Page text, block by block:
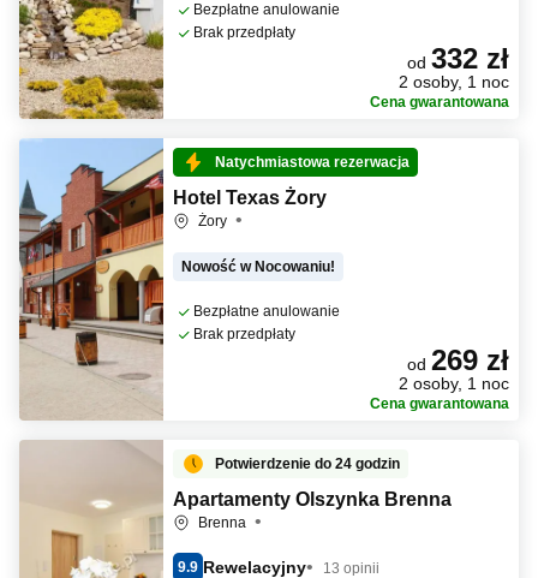
Bezpłatne anulowanie
Brak przedpłaty
od 332 zł
2 osoby, 1 noc
Cena gwarantowana
Natychmiastowa rezerwacja
Hotel Texas Żory
Żory
Nowość w Nocowaniu!
Bezpłatne anulowanie
Brak przedpłaty
od 269 zł
2 osoby, 1 noc
Cena gwarantowana
Potwierdzenie do 24 godzin
Apartamenty Olszynka Brenna
Brenna
9.9 Rewelacyjny 13 opinii